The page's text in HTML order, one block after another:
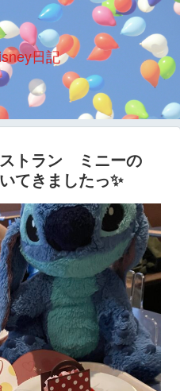
日記
トラン ミニーの
てきましたっ✨